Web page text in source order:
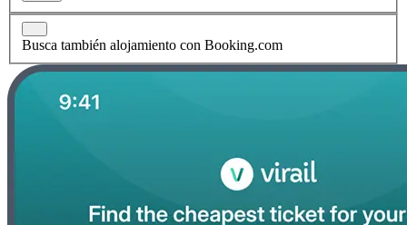
Busca también alojamiento con Booking.com